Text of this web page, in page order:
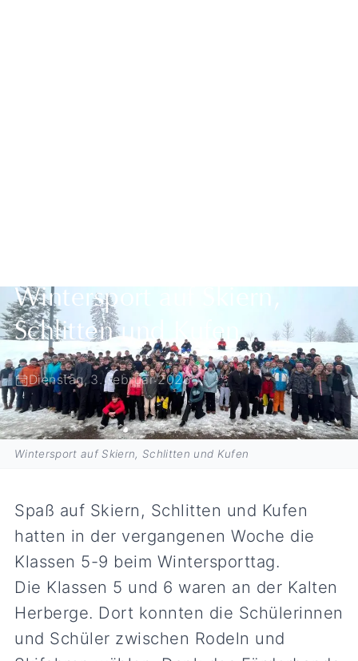
Wintersport auf Skiern,
Schlitten und Kufen
Dienstag, 3. Februar 2026
Wintersport auf Skiern, Schlitten und Kufen
Spaß auf Skiern, Schlitten und Kufen
hatten in der vergangenen Woche die
Klassen 5-9 beim Wintersporttag.
Die Klassen 5 und 6 waren an der Kalten
Herberge. Dort konnten die Schülerinnen
und Schüler zwischen Rodeln und